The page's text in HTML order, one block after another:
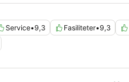
Service•9,3 Fasiliteter•9,3